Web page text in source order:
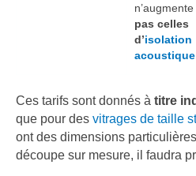
n’augmente
pas celles
d’isolation
acoustique
Ces tarifs sont donnés à titre
que pour des vitrages de taille
ont des dimensions
découpe sur mesure, il faudra